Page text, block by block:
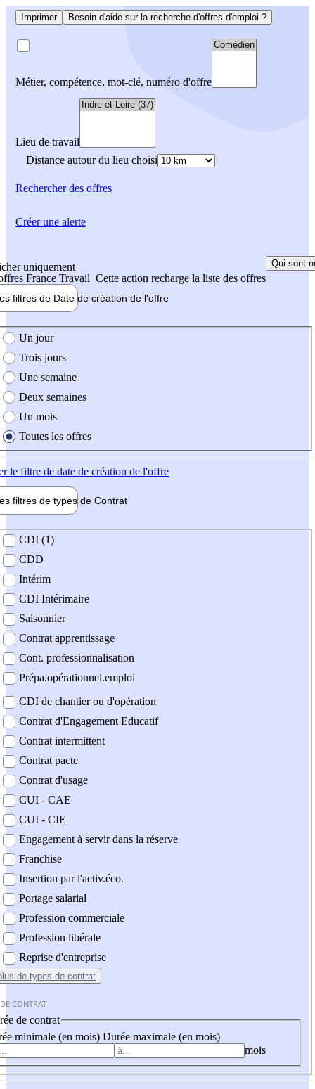
Imprimer Besoin d'aide sur la recherche d'offres d'emploi ?
Métier, compétence, mot-clé, numéro d'offre
Lieu de travail
Distance autour du lieu choisi
Rechercherdes offres
uniquement
France Travail Cette action recharge la liste des offres
Qui sont
filtres de Date de création de l'offre
création de l'offre
Un jour
Trois jours
Une semaine
Deux semaines
Un mois
Toutes les offres
le filtre de date de création de l'offre
filtres de types de Contrat
contrat
CDI (1)
CDD
Intérim
CDI Intérimaire
Saisonnier
Contrat apprentissage
Cont. professionnalisation
Prépa.opérationnel.emploi
CDI de chantier ou d'opération
Contrat d'Engagement Educatif
Contrat intermittent
Contrat pacte
Contrat d'usage
CUI - CAE
CUI - CIE
Engagement à servir dans la réserve
Franchise
Insertion par l'activ.éco.
Portage salarial
Profession commerciale
Profession libérale
Reprise d'entreprise
de types de contrat
CONTRAT
de contrat
minimale (en mois) Durée maximale (en mois)
mois
Créer une alerte